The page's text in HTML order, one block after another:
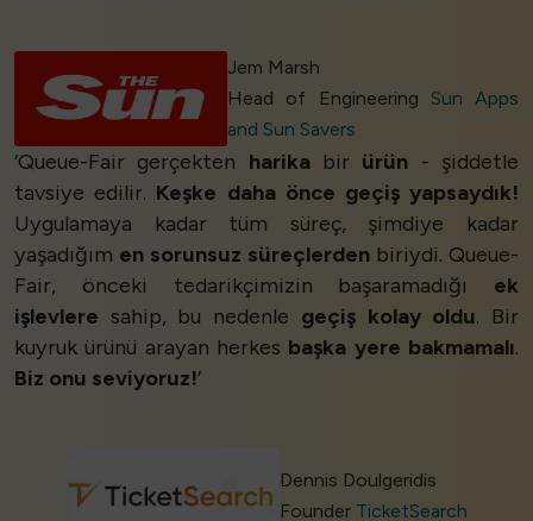
Jem Marsh
Head of Engineering Sun Apps
and Sun Savers
‘Queue-Fair gerçekten harikabir ürün - şiddetle
tavsiye edilir. Keşke daha önce geçiş yapsaydık!
Uygulamaya kadar tüm süreç, şimdiye kadar
yaşadığım en sorunsuz süreçlerden biriydi. Queue-
Fair, önceki tedarikçimizin başaramadığı ek
işlevlere sahip, bu nedenle geçiş kolay oldu. Bir
kuyruk ürünü arayan herkes başka yere bakmamalı.
Biz onu seviyoruz!’
Dennis Doulgeridis
Founder TicketSearch